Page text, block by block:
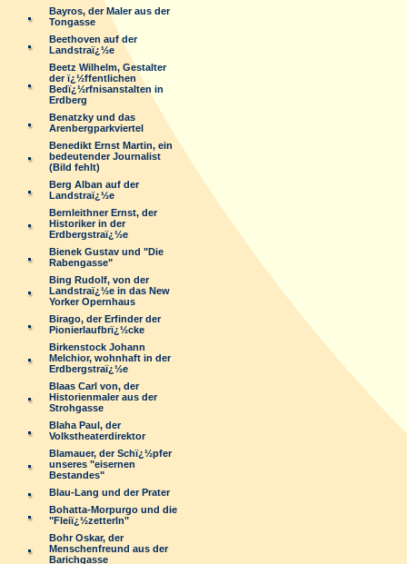
Bayros, der Maler aus der
Tongasse
Beethoven auf der
Landstraï¿½e
Beetz Wilhelm, Gestalter
der ï¿½ffentlichen
Bedï¿½rfnisanstalten in
Erdberg
Benatzky und das
Arenbergparkviertel
Benedikt Ernst Martin, ein
bedeutender Journalist
(Bild fehlt)
Berg Alban auf der
Landstraï¿½e
Bernleithner Ernst, der
Historiker in der
Erdbergstraï¿½e
Bienek Gustav und "Die
Rabengasse"
Bing Rudolf, von der
Landstraï¿½e in das New
Yorker Opernhaus
Birago, der Erfinder der
Pionierlaufbrï¿½cke
Birkenstock Johann
Melchior, wohnhaft in der
Erdbergstraï¿½e
Blaas Carl von, der
Historienmaler aus der
Strohgasse
Blaha Paul, der
Volkstheaterdirektor
Blamauer, der Schï¿½pfer
unseres "eisernen
Bestandes"
Blau-Lang und der Prater
Bohatta-Morpurgo und die
"Fleiï¿½zetterln"
Bohr Oskar, der
Menschenfreund aus der
Barichgasse